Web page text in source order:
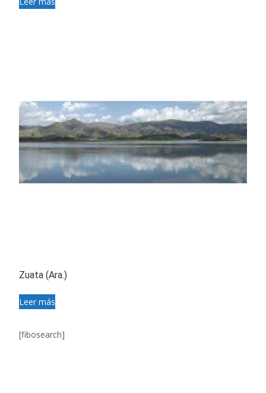
Zuata (Ara.)
Leer más
[fibosearch]